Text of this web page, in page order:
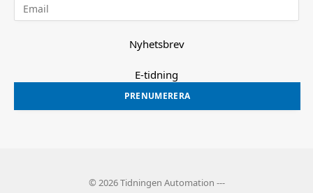
Nyhetsbrev
E-tidning
PRENUMERERA
© 2026 Tidningen Automation ---